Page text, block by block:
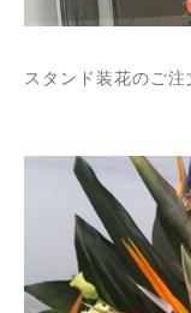
スタンド装花のご注